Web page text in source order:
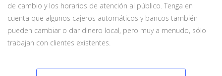
de cambio y los horarios de atención al público. Tenga en
cuenta que algunos cajeros automáticos y bancos también
pueden cambiar o dar dinero local, pero muy a menudo, sólo
trabajan con clientes existentes.